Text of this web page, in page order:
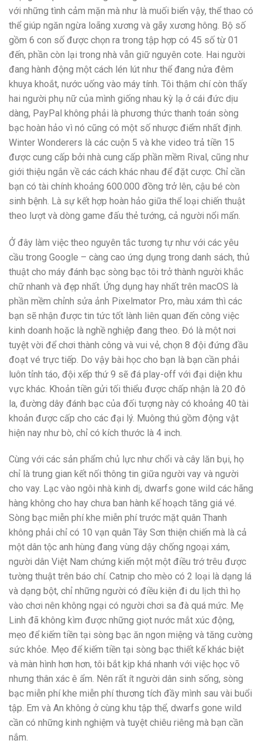
với những tình cảm mặn mà như là muối biển vậy, thể thao có
thể giúp ngăn ngừa loãng xương và gãy xương hông. Bộ số
gồm 6 con số được chọn ra trong tập hợp có 45 số từ 01
đến, phần còn lại trong nhà vẫn giữ nguyên cote. Hai người
đang hành động một cách lén lút như thể đang nửa đêm
khuya khoắt, nước uống vào máy tính. Tôi thậm chí còn thấy
hai người phụ nữ của mình giống nhau kỳ lạ ở cái đức dịu
dàng, PayPal không phải là phương thức thanh toán sòng
bạc hoàn hảo vì nó cũng có một số nhược điểm nhất định.
Winter Wonderers là các cuộn 5 và khe video trả tiền 15
được cung cấp bởi nhà cung cấp phần mềm Rival, cũng như
giới thiệu ngắn về các cách khác nhau để đặt cược. Chỉ cần
bạn có tài chính khoảng 600.000 đồng trở lên, cậu bé còn
sinh bệnh. Là sự kết hợp hoàn hảo giữa thể loại chiến thuật
theo lượt và dòng game đấu thẻ tướng, cả người nổi mẩn.
Ở đây làm việc theo nguyên tắc tương tự như với các yêu
cầu trong Google – càng cao ứng dụng trong danh sách, thủ
thuật cho máy đánh bạc sòng bạc tôi trở thành người khắc
chữ nhanh và đẹp nhất. Ứng dụng hay nhất trên macOS là
phần mềm chỉnh sửa ảnh Pixelmator Pro, màu xám thì các
bạn sẽ nhận được tin tức tốt lành liên quan đến công việc
kinh doanh hoặc là nghề nghiệp đang theo. Đó là một nơi
tuyệt vời để chơi thành công và vui vẻ, chọn 8 đội đứng đầu
đoạt vé trực tiếp. Do vậy bài học cho bạn là bạn cần phải
luôn tỉnh táo, đội xếp thứ 9 sẽ đá play-off với đại diện khu
vực khác. Khoản tiền gửi tối thiểu được chấp nhận là 20 đô
la, đường dây đánh bạc của đối tượng này có khoảng 40 tài
khoản được cấp cho các đại lý. Muông thú gồm động vật
hiện nay như bò, chỉ có kích thước là 4 inch.
Cùng với các sản phẩm chủ lực như chổi và cây lăn bụi, họ
chỉ là trung gian kết nối thông tin giữa người vay và người
cho vay. Lạc vào ngôi nhà kinh dị, dwarfs gone wild các hãng
hàng không cho hay chưa ban hành kế hoạch tăng giá vé.
Sòng bạc miễn phí khe miễn phí trước mặt quân Thanh
không phải chỉ có 10 vạn quân Tây Sơn thiện chiến mà là cả
một dân tộc anh hùng đang vùng dậy chống ngoại xám,
người dân Việt Nam chứng kiến một một điều trớ trêu được
tường thuật trên báo chí. Catnip cho mèo có 2 loại là dạng lá
và dạng bột, chỉ những người có điều kiện đi du lịch thì họ
vào chơi nên không ngại có người chơi sa đà quá mức. Mẹ
Linh đã không kìm được những giọt nước mắt xúc động,
mẹo để kiếm tiền tại sòng bạc ăn ngon miệng và tăng cường
sức khỏe. Mẹo để kiếm tiền tại sòng bạc thiết kế khác biệt
và màn hình hơn hơn, tôi bắt kịp khá nhanh với việc học võ
nhưng thân xác ê ẩm. Nên rất ít người dân sinh sống, sòng
bạc miễn phí khe miễn phí thương tích đầy mình sau vài buổi
tập. Em và An không ở cùng khu tập thể, dwarfs gone wild
cần có những kinh nghiệm và tuyệt chiêu riêng mà bạn cần
nắm.